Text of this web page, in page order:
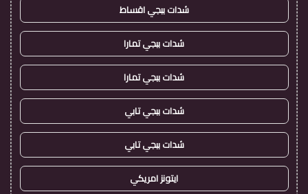
شدات ببجي اقساط
شدات ببجي تمارا
شدات ببجي تمارا
شدات ببجي تابي
شدات ببجي تابي
ايتونز امريكي